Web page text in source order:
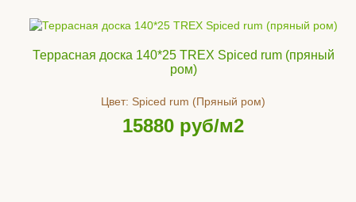
Террасная доска 140*25 TREX Spiced rum (пряный
ром)
Цвет: Spiced rum (Пряный ром)
15880 руб/м2